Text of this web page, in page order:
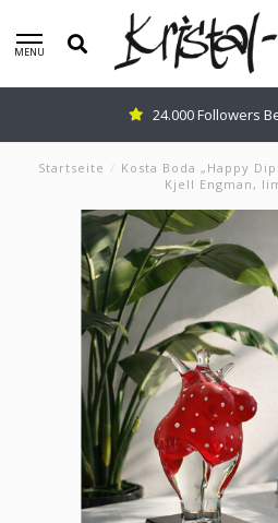
MENU
24.000 Followers
Startseite / Kosta Boda „Happy
Kjell Engman,